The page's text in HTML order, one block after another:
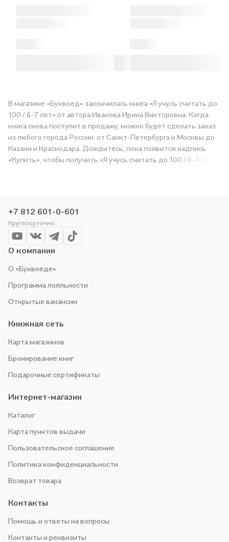
В магазине «Буквоед» закончилась книга «Я учусь считать до
100 / 6-7 лет» от автора Иванова Ирина Викторовна. Когда
книга снова поступит в продажу, можно будет сделать заказ
из любого города России: от Санкт-Петербурга и Москвы до
Казани и Краснодара. Дождитесь, пока появится надпись
«Купить», чтобы получить «Я учусь считать до 100 / 6-7 лет»
чтобы не упустить выгоду!
+7 812 601-0-601
Круглосуточно
О компании
О «Буквоеде»
Программа лояльности
Открытые вакансии
Книжная сеть
Карта магазинов
Бронирование книг
Подарочные сертификаты
Интернет-магазин
Каталог
Карта пунктов выдачи
Пользовательское соглашение
Политика конфиденциальности
Возврат товара
Контакты
Помощь и ответы на вопросы
Контакты и реквизиты